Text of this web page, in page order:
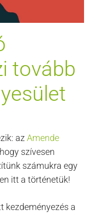
tovább
azAmende
szívesen
számukra egy
itt a történetük!
kezdeményezés a